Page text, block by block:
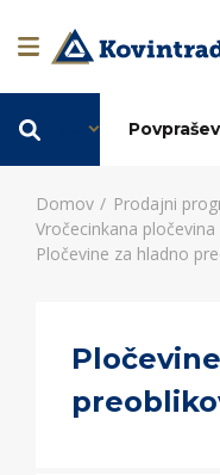
Domov Prodajni
Vročecinkana pločevina
Pločevine za hladno